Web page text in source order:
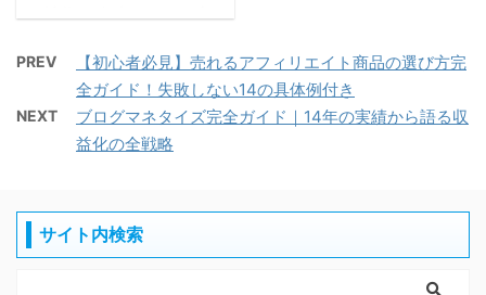
ChatGPTアフィリエイト
とは？初心者でも分かる
基礎知識 アフィリエイト
の基本概念 アフィリエイ
トとは、他者の製品やサ
上の一部を報酬として受
け取るビジネスモデルで
す。成功 ...
トを使用することで、時
間を大幅に短縮しなが
ら、読者にとって価値の
グ記事作成の基礎から実
践的なテクニック、さら
AI技術の進歩により、記
きています。従来は時間
をかけて行っていたコン
テンツ制作が、今では人
工知能の力を借りて効率
た。特に個人ブロガーや
小規模事業者にとって、
PREV
【初心者必見】売れるアフィリエイト商品の選び方完
全ガイド！失敗しない14の具体例付き
NEXT
ブログマネタイズ完全ガイド｜14年の実績から語る収
益化の全戦略
サイト内検索